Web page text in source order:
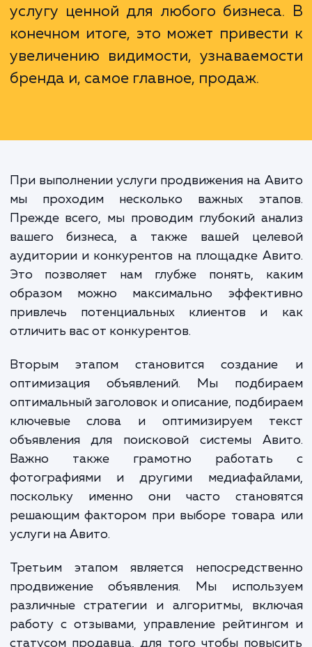
Понимание того, что
Авито — это не только о
объявлений, но и о
оптимизации и продвижении
площадки, это то, что делает
конечном итоге, это может
увеличению видимости,
бренда и, самое главное, продаж.
мы проходим несколько важных
Прежде всего, мы проводим глубокий
вашего бизнеса, а также вашей
аудитории и конкурентов на площадке
Это позволяет нам глубже понять,
образом можно максимально
привлечь потенциальных клиентов и
отличить вас от конкурентов.
оптимизация объявлений. Мы
оптимальный заголовок и описание,
ключевые слова и оптимизируем
объявления для поисковой системы